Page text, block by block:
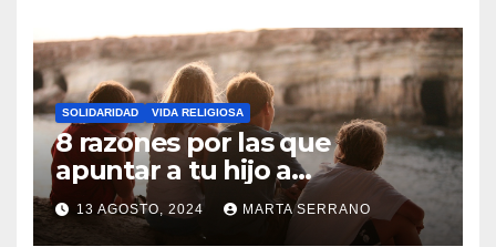
N
T
A
R
I
O
S
O
H
A
Y
SOLIDARIDAD VIDA RELIGIOSA
8 razones por las que
apuntar a tu hijo a
Catequesis
13 AGOSTO, 2024 MARTA SERRANO
N